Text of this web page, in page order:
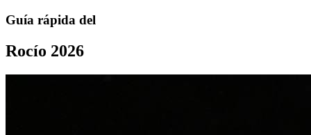
Guía rápida del
Rocío 2026